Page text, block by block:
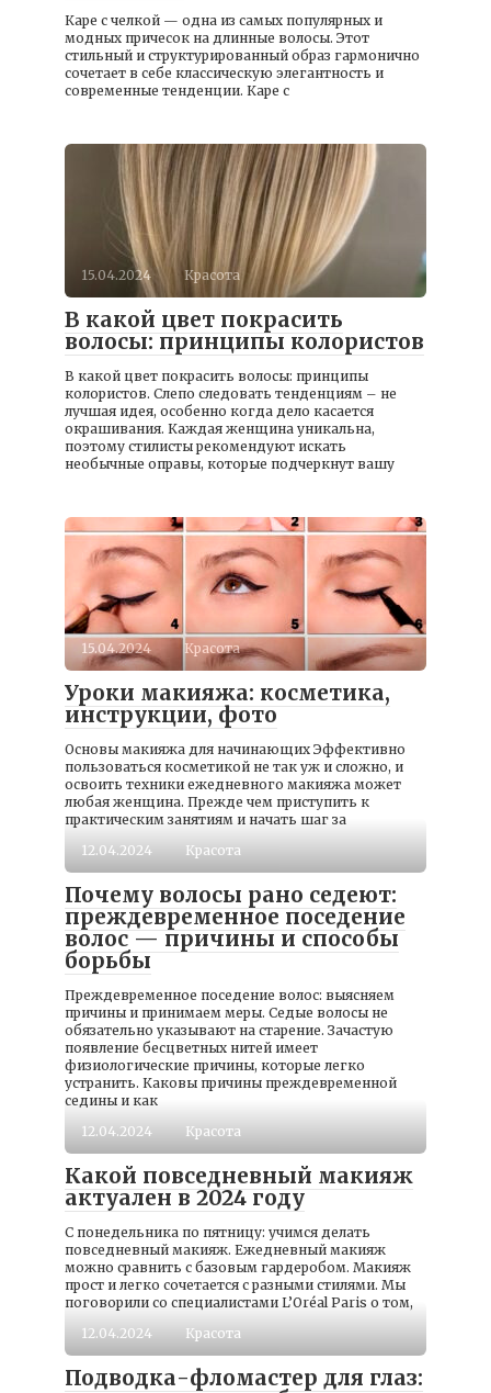
Каре с челкой — одна из самых популярных и
модных причесок на длинные волосы. Этот
стильный и структурированный образ гармонично
сочетает в себе классическую элегантность и
современные тенденции. Каре с
15.04.2024 Красота
В какой цвет покрасить
волосы: принципы колористов
В какой цвет покрасить волосы: принципы
колористов. Слепо следовать тенденциям – не
лучшая идея, особенно когда дело касается
окрашивания. Каждая женщина уникальна,
поэтому стилисты рекомендуют искать
необычные оправы, которые подчеркнут вашу
15.04.2024 Красота
Уроки макияжа: косметика,
инструкции, фото
Основы макияжа для начинающих Эффективно
пользоваться косметикой не так уж и сложно, и
освоить техники ежедневного макияжа может
любая женщина. Прежде чем приступить к
практическим занятиям и начать шаг за
12.04.2024
Красота
Почему волосы рано седеют:
преждевременное поседение
волос — причины и способы
борьбы
Преждевременное поседение волос: выясняем
причины и принимаем меры. Седые волосы не
обязательно указывают на старение. Зачастую
появление бесцветных нитей имеет
физиологические причины, которые легко
устранить. Каковы причины преждевременной
седины и как
12.04.2024
Красота
Какой повседневный макияж
актуален в 2024 году
С понедельника по пятницу: учимся делать
повседневный макияж. Ежедневный макияж
можно сравнить с базовым гардеробом. Макияж
прост и легко сочетается с разными стилями. Мы
поговорили со специалистами L’Oréal Paris о том,
12.04.2024
Красота
Подводка-фломастер для глаз: